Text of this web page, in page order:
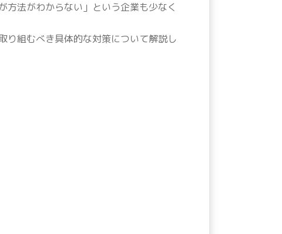
方法がわからない」という企業も少なく
り組むべき具体的な対策について解説し